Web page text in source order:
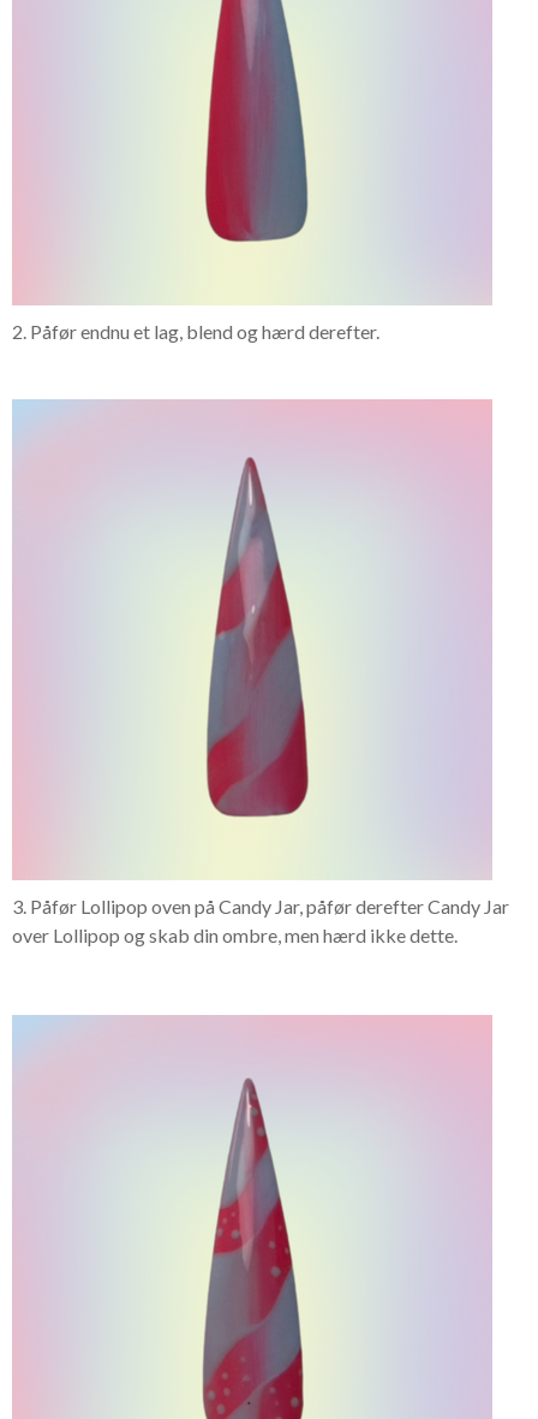
2. Påfør endnu et lag, blend og hærd derefter.
3. Påfør Lollipop oven på Candy Jar, påfør derefter Candy Jar
over Lollipop og skab din ombre, men hærd ikke dette.